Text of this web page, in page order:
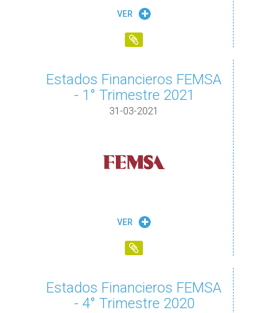
VER
Estados Financieros FEMSA
- 1° Trimestre 2021
31-03-2021
VER
Estados Financieros FEMSA
- 4° Trimestre 2020